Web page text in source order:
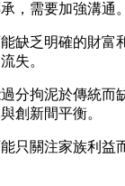
，需要加強溝通。
缺乏明確的財富
失。
分拘泥於傳統而
創新間平衡。
只關注家族利益